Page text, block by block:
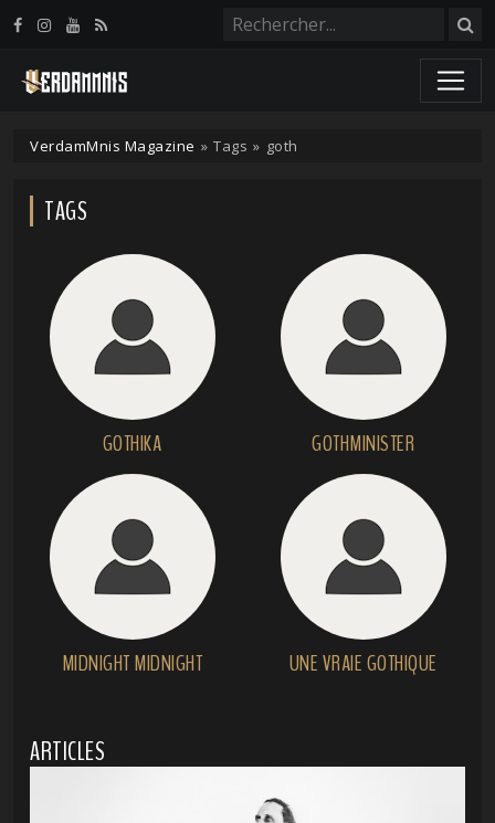
VerdamMnis Magazine » Tags » goth
TAGS
GOTHIKA GOTHMINISTER
MIDNIGHT MIDNIGHT UNE VRAIE GOTHIQUE
ARTICLES
Panneau de gestion des cookies